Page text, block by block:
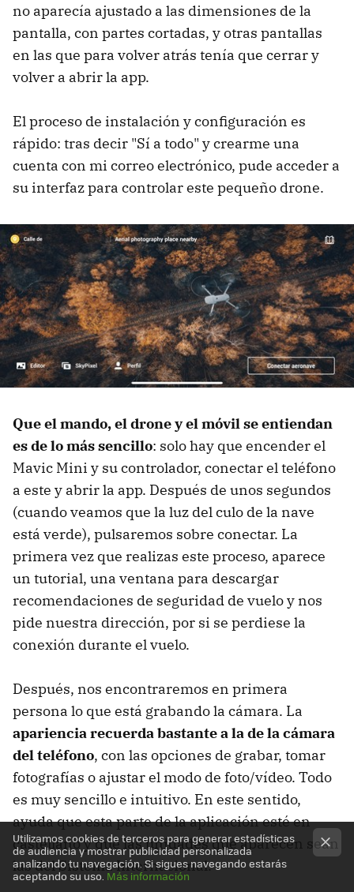
no aparecía ajustado a las dimensiones de la
pantalla, con partes cortadas, y otras pantallas
en las que para volver atrás tenía que cerrar y
volver a abrir la app.
El proceso de instalación y configuración es
rápido: tras decir "Sí a todo" y crearme una
cuenta con mi correo electrónico, pude acceder a
su interfaz para controlar este pequeño drone.
Que el mando, el drone y el móvil se entiendan
es de lo más sencillo: solo hay que encender el
Mavic Mini y su controlador, conectar el teléfono
a este y abrir la app. Después de unos segundos
(cuando veamos que la luz del culo de la nave
está verde), pulsaremos sobre conectar. La
primera vez que realizas este proceso, aparece
un tutorial, una ventana para descargar
recomendaciones de seguridad de vuelo y nos
pide nuestra dirección, por si se perdiese la
conexión durante el vuelo.
Después, nos encontraremos en primera
persona lo que está grabando la cámara. La
apariencia recuerda bastante a la de la cámara
del teléfono, con las opciones de grabar, tomar
fotografías o ajustar el modo de foto/vídeo. Todo
es muy sencillo e intuitivo. En este sentido,
ayuda que esta parte de la aplicación esté en
castellano y que las unidades que aparecen sean
las del Sistema Internacional.
Utilizamos cookies de terceros para generar estadísticas
de audiencia y mostrar publicidad personalizada
analizando tu navegación. Si sigues navegando estarás
aceptando su uso. Más información